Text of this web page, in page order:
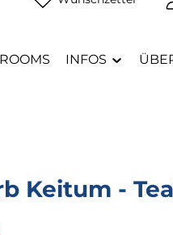
INFOS
Keitum -